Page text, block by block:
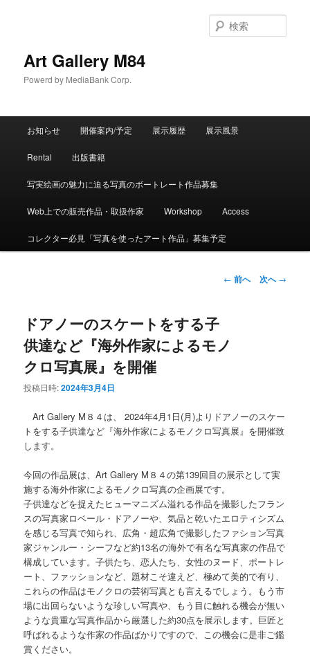
Art Gallery M84
Powerd by MediaBank Corp.
索
メインメニュー
メインコンテンツへ移動
サブコンテンツへ移動
お知らせ 開催案内/予定 展示履歴 展示風景
Rental 出版書籍
写実絵画の魅力に迫る写真のボートレート作品募集
Web上での販売作品・取扱作家 Workshop Access
コレクター必見「写真を使ったアート作品」募集予定
投稿ナビゲーション
← 前へ 次へ→
ドアノーのスケートをする子
供達など『海外作家によるモノ
クロ写真展』を開催
投稿日時:2024年3月4日
Art Gallery M８４は、 2024年4月1日(月)よりドアノーのスケー
トをする子供達など『海外作家によるモノクロ写真展』を開催致
します。
今回の作品展は、Art Gallery M８４の第139回目の展示として実
施する海外作家によるモノクロ写真の企画展です。
子供達などを捉えたヒューマニズム溢れる作品を撮影したフラン
スの写真家ロベール・ドアノーや、気品と乾いたエロティシズム
を感じる写真で知られ、広角・超広角で撮影したファション写真
家ジャンルー・シーフなど約13名の海外で有名な写真家の作品で
構成しています。子供たち、恋人たち、女性のヌード、ポートレ
ート、ファッションなど、題材こそ違えど、極めて美的で有り、
これらの作品はモノクロの芸術写真とも言えるでしょう。もう市
場に出回らないような珍しい写真や、もう目に触れる機会が無い
ような貴重な写真作品から厳選した約30点を展示します。巨匠と
呼ばれるような作家の作品ばかりですので、この機会に是非ご鑑
賞ください。